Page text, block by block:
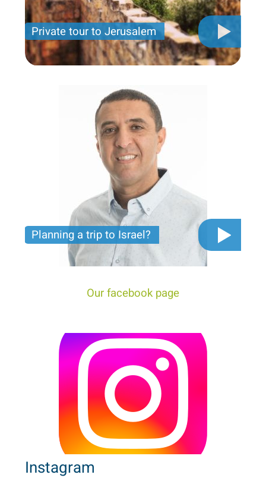
Private tour to Jerusalem
Private tour for only 790 USD
Planning a trip to Israel?
The video you must see before you start planning
tour trip to Israel!
Our facebook page
Instagram